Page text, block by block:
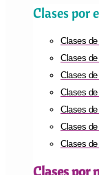
Clases por
Clases
Clases
Clases
Clases
Clases
Clases
Clases
Clases por